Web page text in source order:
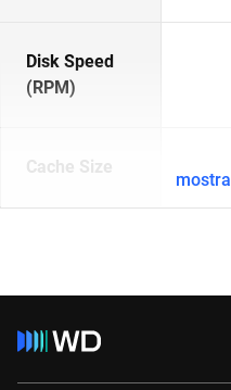
Disk Speed
(RPM)
Cache Size